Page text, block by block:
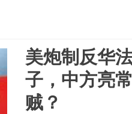
美炮制反华
子，中方亮
贼？